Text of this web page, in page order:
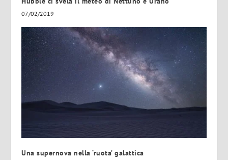
07/02/2019
Una supernova nella ‘ruota’ galattica